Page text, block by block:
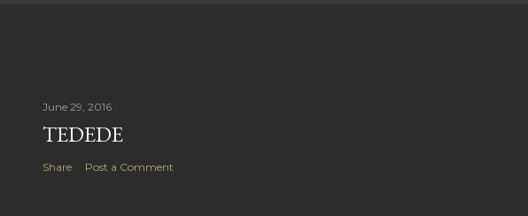
June 29, 2016
TEDEDE
Share Post a Comment